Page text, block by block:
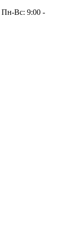
Пн-Вс: 9:00 -